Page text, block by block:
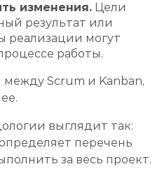
изменения. Цели
результат или
реализации могут
работы.
Scrum и Kanban,
выглядит так:
перечень
за весь проект.